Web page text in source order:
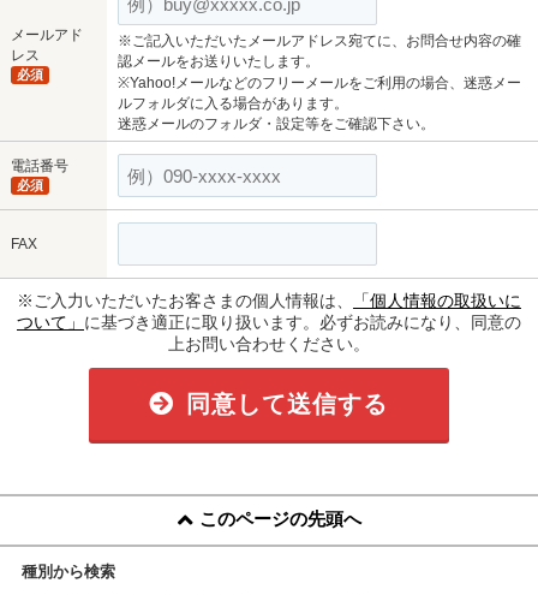
メールアド
レス
必須
※ご記入いただいたメールアドレス宛てに、お問合せ内容の確
認メールをお送りいたします。
※Yahoo!メールなどのフリーメールをご利用の場合、迷惑メー
ルフォルダに入る場合があります。
迷惑メールのフォルダ・設定等をご確認下さい。
電話番号
必須
FAX
※ご入力いただいたお客さまの個人情報は、
「個人情報の取扱いに
ついて」 に基づき適正に取り扱います。必ずお読みになり、同意の
上お問い合わせください。
同意して送信する
このページの先頭へ
種別から検索